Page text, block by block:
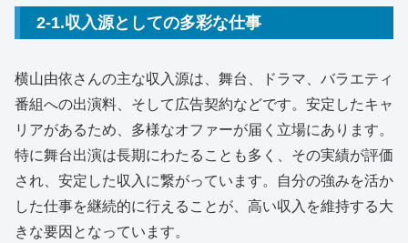
2-1.収入源としての多彩な仕事
横山由依さんの主な収入源は、舞台、ドラマ、バラエティ
番組への出演料、そして広告契約などです。安定したキャ
リアがあるため、多様なオファーが届く立場にあります。
特に舞台出演は長期にわたることも多く、その実績が評価
され、安定した収入に繋がっています。自分の強みを活か
した仕事を継続的に行えることが、高い収入を維持する大
きな要因となっています。